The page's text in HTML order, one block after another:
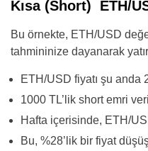
Kısa (Short) ETH/
Bu örnekte, ETH/USD
tahmininize dayanarak
ETH/USD fiyatı şu anda
1000 TL’lik short emri
Hafta içerisinde, ETH/
Bu, %28’lik bir fiyat